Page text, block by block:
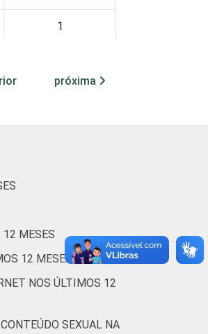
1
1
próxima
12 MESES
12 MESES
NOS ÚLTIMOS 12
SEXUAL NA